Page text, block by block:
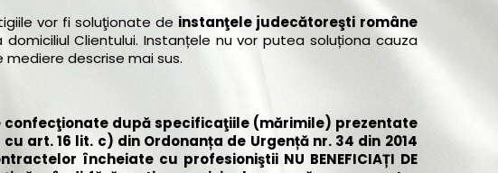
vor fi soluţionate de instanţele judecătoreşti române
Clientului. Instanțele nu vor putea soluționa cauza
descrise mai sus.
confecţionate după specificaţiile (mărimile) prezentate
art. 16 lit. c) din Ordonanța de Urgență nr. 34 din 2014
încheiate cu profesioniştii NU BENEFICIAȚI DE